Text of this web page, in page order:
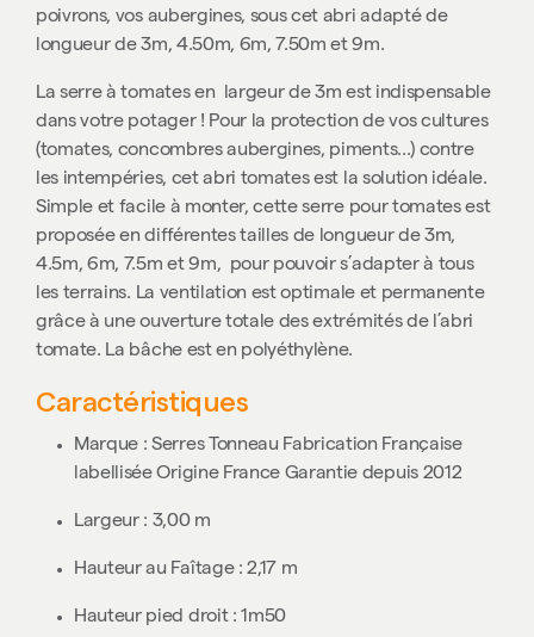
poivrons, vos aubergines, sous cet abri adapté de
longueur de3m, 4.50m, 6m, 7.50m et 9m.
La serre à tomates en largeur de 3m est indispensable
dans votre potager ! Pour la protection de vos cultures
(tomates, concombres aubergines, piments...) contre
les intempéries, cet abri tomates est la solution idéale.
Simple et facile à monter, cette serre pour tomates est
proposée en différentes tailles de longueur de 3m,
4.5m, 6m, 7.5m et 9m, pour pouvoir s’adapter à tous
les terrains. La ventilation est optimale et permanente
grâce à une ouverture totale des extrémités de l’abri
tomate. La bâche est en polyéthylène.
Caractéristiques
Marque : Serres Tonneau Fabrication Française
labelliséeOrigine France Garantie depuis 2012
Largeur : 3,00 m
Hauteur au Faîtage : 2,17 m
Hauteur pied droit : 1m50